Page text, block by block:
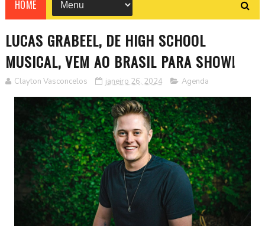
HOME
LUCAS GRABEEL, DE HIGH SCHOOL
MUSICAL, VEM AO BRASIL PARA SHOW!
Clayton Vasconcelos janeiro 26, 2024 Agenda